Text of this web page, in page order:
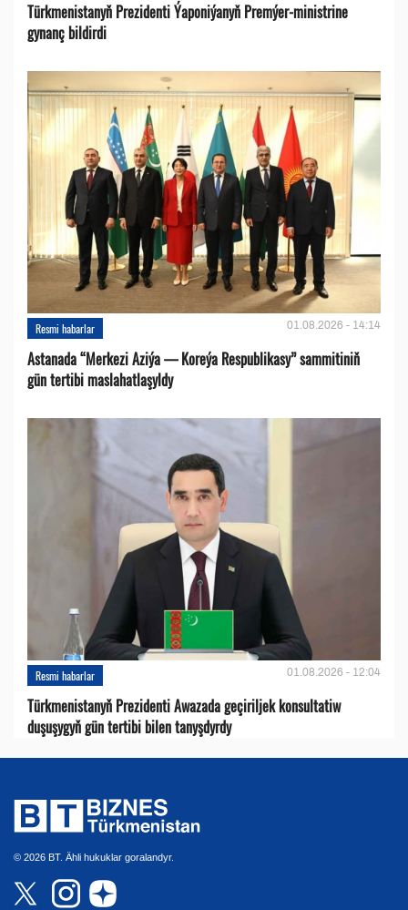
Türkmenistanyň Prezidenti Ýaponiýanyň Premýer-ministrine
gynanç bildirdi
Resmi habarlar 01.08.2026 - 14:14
Astanada “Merkezi Aziýa — Koreýa Respublikasy” sammitiniň
gün tertibi maslahatlaşyldy
Resmi habarlar 01.08.2026 - 12:04
Türkmenistanyň Prezidenti Awazada geçiriljek konsultatiw
duşuşygyň gün tertibi bilen tanyşdyrdy
© 2026 BT. Ähli hukuklar goralandyr.